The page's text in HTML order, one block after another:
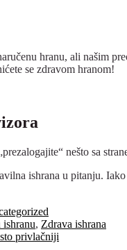
hranu, ali našim
se zdravom hranom!
nešto sa
ishrana u pitanju.
ishranu, Zdrava ishrana
privlačniji